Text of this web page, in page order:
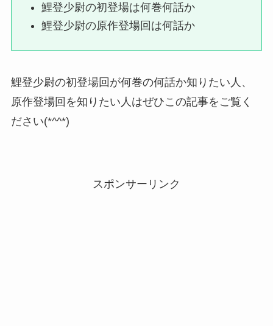
鯉登少尉の初登場は何巻何話か
鯉登少尉の原作登場回は何話か
鯉登少尉の初登場回が何巻の何話か知りたい人、
原作登場回を知りたい人はぜひこの記事をご覧く
ださい(*^^*)
スポンサーリンク